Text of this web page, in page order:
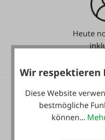
Heute
Wir respektieren
Diese Website
bestmögliche
können...